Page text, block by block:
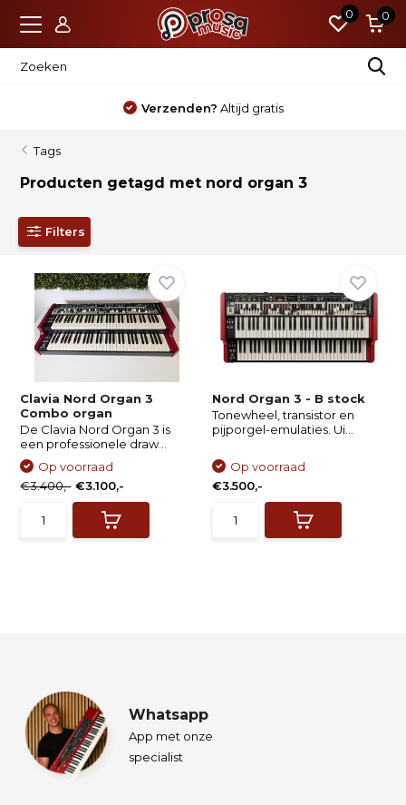
0 0
Verzenden? Altijd gratis
Tags
Producten getagd met nord organ 3
Filters
Clavia Nord Organ 3
Combo organ
De Clavia Nord Organ 3 is
een professionele draw...
Op voorraad
€3.400,- €3.100,-
Nord Organ 3 - B stock
Tonewheel, transistor en
pijporgel-emulaties. Ui...
Op voorraad
€3.500,-
Whatsapp
App met onze
specialist